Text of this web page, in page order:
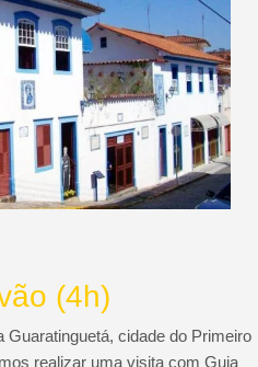
COM A
(4h)
Guaratinguetá, cidade do Primeiro
realizar uma visita com Guia